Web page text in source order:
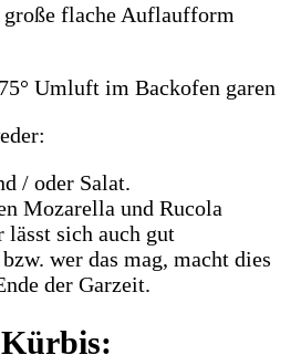
flache Auflaufform
Umluft im Backofen garen
/ oder Salat.
Mozarella und Rucola
lässt sich auch gut
wer das mag, macht dies
der Garzeit.